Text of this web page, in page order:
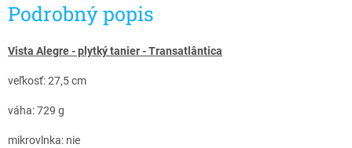
Podrobný popis
Vista Alegre - plytký tanier - Transatlântica
veľkosť: 27,5 cm
váha: 729 g
mikrovlnka: nie